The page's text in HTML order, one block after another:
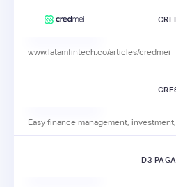
www.latamfintech.co/articles/credmei
Easy finance management,
D3